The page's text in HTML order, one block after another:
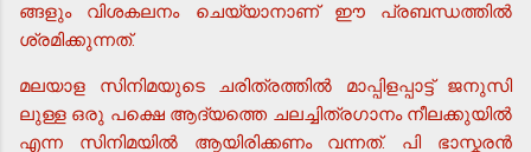
ങ്ങളും വിശകലനം ചെയ്യാനാണ് ഈ പ്രബന്ധത്തില്‍
ശ്രമിക്കുന്നത്.
മലയാള സിനിമയുടെ ചരിത്രത്തില്‍ മാപ്പിളപ്പാട്ട് ജനുസി
ലുള്ള ഒരു പക്ഷെ ആദ്യത്തെ ചലച്ചിത്രഗാനം നീലക്കുയില്‍
എന്ന സിനിമയില്‍ ആയിരിക്കണം വന്നത്. പി ഭാസ്കരന്‍